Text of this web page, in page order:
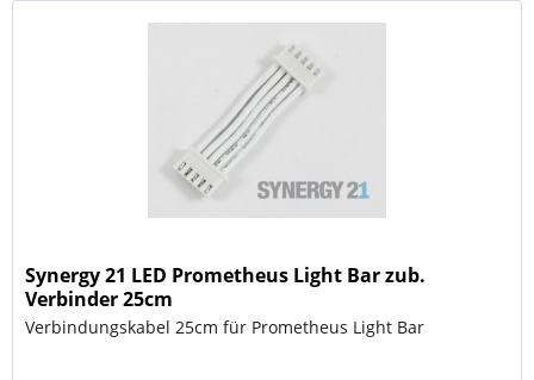
Synergy 21 LED Prometheus Light Bar zub.
Verbinder 25cm
Verbindungskabel 25cm für Prometheus Light Bar